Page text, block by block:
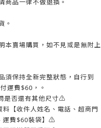
商品一律不做退換。
。
本賣場購買，如不見或是無附上
須保持全新完整狀態，自行到
運費$60，。
否還有其他尺寸⚠️
【收件人姓名、電話、超商門
運費$60裝袋】⚠️